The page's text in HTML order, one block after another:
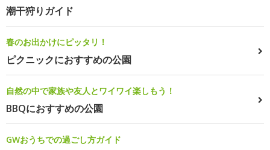
潮干狩りガイド
春のお出かけにピッタリ！
ピクニックにおすすめの公園
自然の中で家族や友人とワイワイ楽しもう！
BBQにおすすめの公園
GWおうちでの過ごし方ガイド